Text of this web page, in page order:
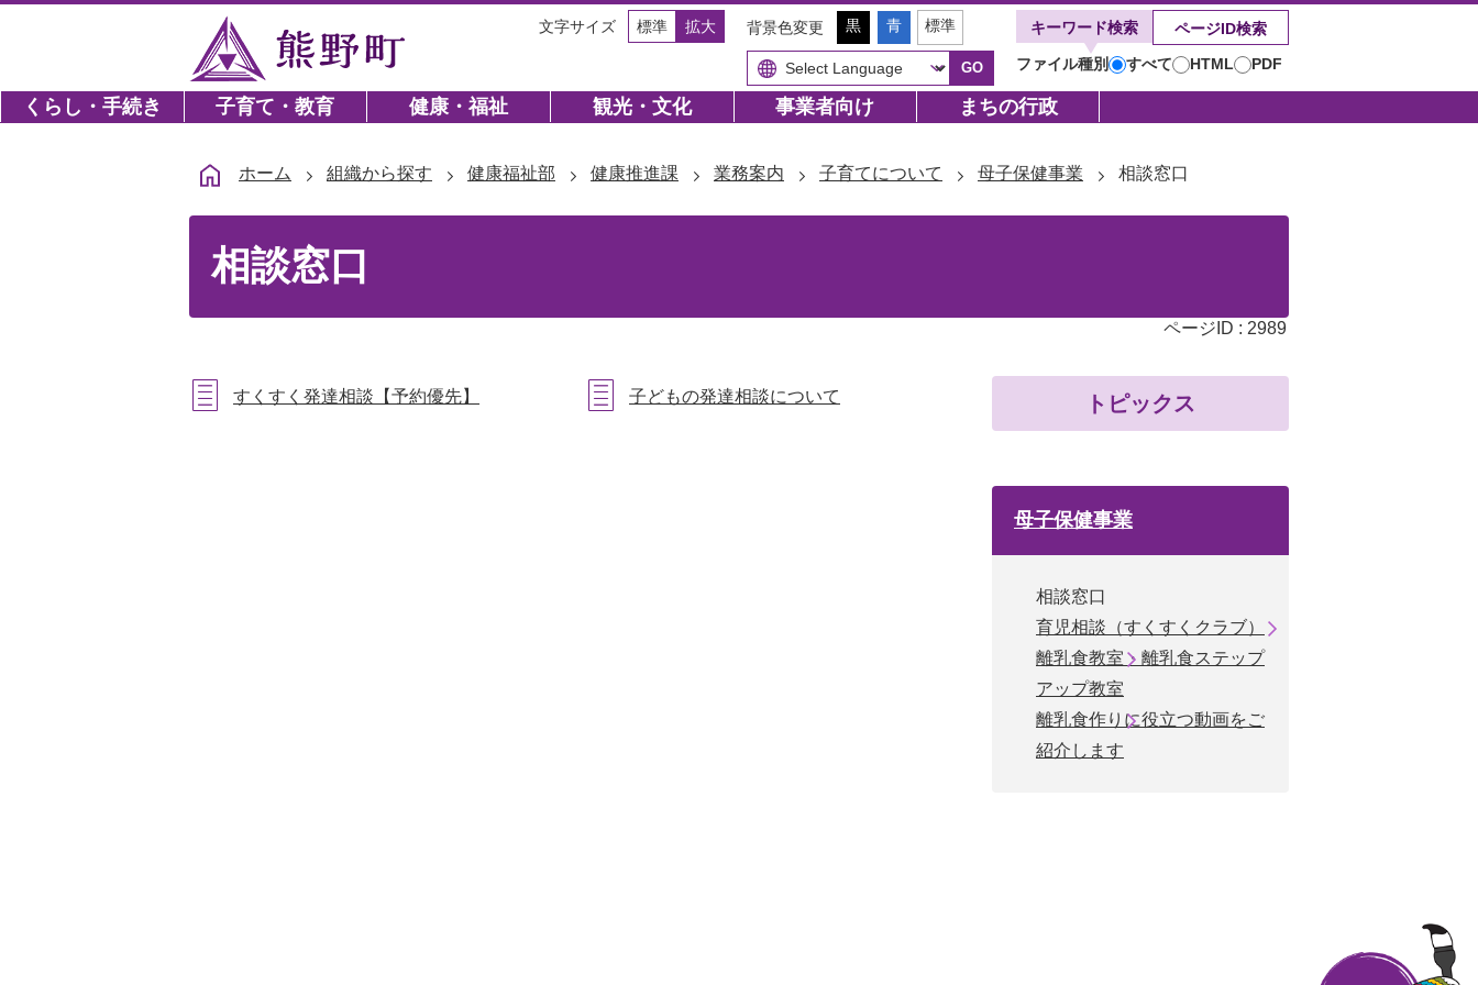
文字サイズ
標準
期
状
拡大
期
状
態
背景色変更 黒
色
を
黒
色
に
青
色
を
青
標準
色
を
元
に
戻
GO
キーワード検索 ページID検索
キ
ー
ー
ファイル種別 すべて HTML PDF
くらし・手続き 子育て・教育 健康・福祉 観光・文化 事業者向け まちの行政
ホーム 組織から探す 健康福祉部 健康推進課 業務案内 子育てについて 母子保健事業 相談窓口
相談窓口
ページID : 2989
すくすく発達相談【予約優先】 子どもの発達相談について トピックス
母子保健事業
相談窓口
育児相談（すくすくクラブ）
離乳食教室・離乳食ステップ
アップ教室
離乳食作りに役立つ動画をご
紹介します